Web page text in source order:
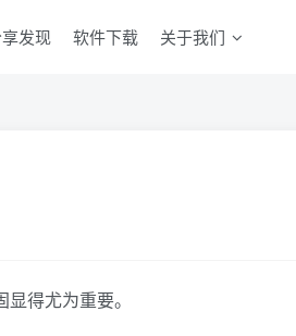
发现 软件下载 关于我们
得尤为重要。